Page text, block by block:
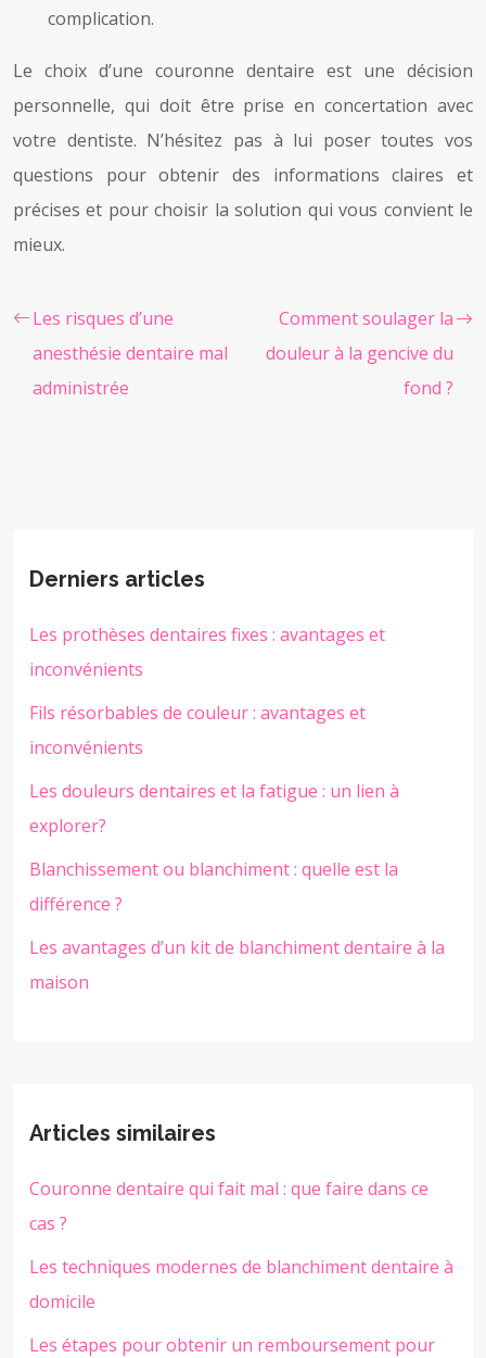
complication.
Le choix d’une couronne dentaire est une décision
personnelle, qui doit être prise en concertation avec
votre dentiste. N’hésitez pas à lui poser toutes vos
questions pour obtenir des informations claires et
précises et pour choisir la solution qui vous convient le
mieux.
Les risques d’une
anesthésie dentaire mal
administrée
Comment soulager la
douleur à la gencive du
fond ?
Derniers articles
Les prothèses dentaires fixes : avantages et
inconvénients
Fils résorbables de couleur : avantages et
inconvénients
Les douleurs dentaires et la fatigue : un lien à
explorer?
Blanchissement ou blanchiment : quelle est la
différence ?
Les avantages d’un kit de blanchiment dentaire à la
maison
Articles similaires
Couronne dentaire qui fait mal : que faire dans ce
cas ?
Les techniques modernes de blanchiment dentaire à
domicile
Les étapes pour obtenir un remboursement pour